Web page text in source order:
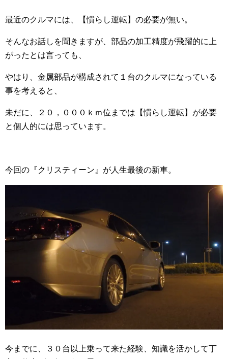
最近のクルマには、【慣らし運転】の必要が無い。
そんなお話しを聞きますが、部品の加工精度が飛躍的に上
がったとは言っても、
やはり、金属部品が構成されて１台のクルマになっている
事を考えると、
未だに、２０，０００ｋｍ位までは【慣らし運転】が必要
と個人的には思っています。
今回の『クリスティーン』が人生最後の新車。
今までに、３０台以上乗って来た経験、知識を活かして丁